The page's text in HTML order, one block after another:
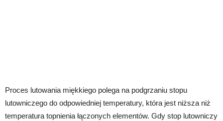
Proces lutowania miękkiego polega na podgrzaniu stopu
lutowniczego do odpowiedniej temperatury, która jest niższa niż
temperatura topnienia łączonych elementów. Gdy stop lutowniczy